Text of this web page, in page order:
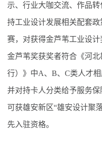
示、行业大咖交流、作品
持工业设计发展相关配套
赛，对获得金芦苇工业设计
金芦苇奖获奖者符合《河
行）》中A、B、C类人才
并对持卡人分类给予服务
可获雄安新区“雄安设计聚
先入驻资格。